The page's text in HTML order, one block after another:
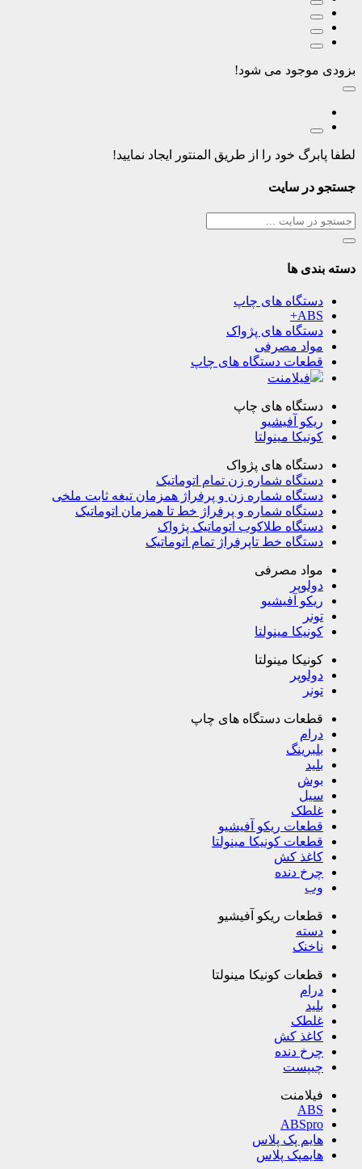
بزودی موجود می شود!
لطفا پابرگ خود را از طریق المنتور ایجاد نمایید!
جستجو در سایت
دسته بندی ها
دستگاه های چاپ
ABS+
دستگاه های پژواک
مواد مصرفی
قطعات دستگاه های چاپ
فیلامنت
دستگاه های چاپ
ریکو آفیشیو
کونیکا مینولتا
دستگاه های پژواک
دستگاه شماره زن تمام اتوماتیک
دستگاه شماره زن و پرفراژ همزمان تیغه ثابت ملخی
دستگاه شماره و پرفراژ خط تا همزمان اتوماتیک
دستگاه طلاکوب اتوماتیک پژواک
دستگاه خط تاپرفراژ تمام اتوماتیک
مواد مصرفی
دولوپر
ریکو آفیشیو
تونر
کونیکا مینولتا
کونیکا مینولتا
دولوپر
تونر
قطعات دستگاه های چاپ
درام
بلبرینگ
بلید
بوش
سیل
غلطک
قطعات ریکو آفیشیو
قطعات کونیکا مینولتا
کاغذ کش
چرخ دنده
وب
قطعات ریکو آفیشیو
دسته
ناخنک
قطعات کونیکا مینولتا
درام
بلید
غلطک
کاغذ کش
چرخ دنده
چیپست
فیلامنت
ABS
ABSpro
هایم پک پلاس
هایمپک پلاس